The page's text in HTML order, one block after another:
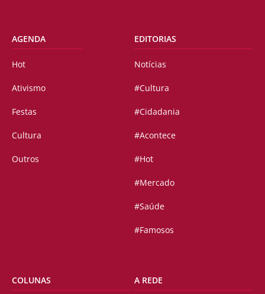
AGENDA
Hot
Ativismo
Festas
Cultura
Outros
EDITORIAS
Notícias
#Cultura
#Cidadania
#Acontece
#Hot
#Mercado
#Saúde
#Famosos
COLUNAS A REDE